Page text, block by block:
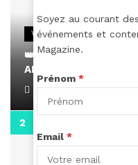
VIDEOS
👑 Remerciements à
AMINA, le Magazine
April 1, 2022
Soyez au courant
événements et
Magazine.
Prénom *
Email *